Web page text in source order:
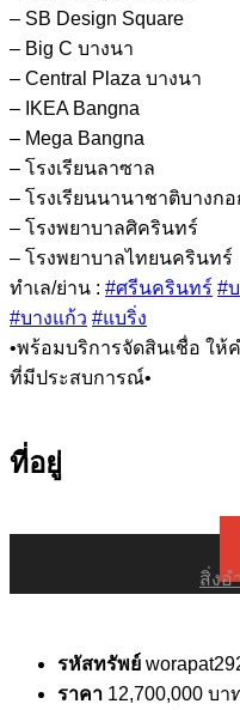
– SB Design Square
– Big C บางนา
– Central Plaza บางนา
– IKEA Bangna
– Mega Bangna
– โรงเรียนลาซาล
– โรงเรียนนานาชาติบางก
– โรงพยาบาลศิครินทร์
– โรงพยาบาลไทยนครินทร์
ทำเล/ย่าน : #ศรีนครินทร์ #
#บางแก้ว #แบริ่ง
•พร้อมบริการจัดสินเชื่อ ใ
ที่มีประสบการณ์•
ที่อยู่
สิ่งอ
รหัสทรัพย์
ราคา 12,700,000 บา